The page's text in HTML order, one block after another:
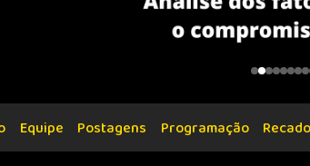
Equipe Postagens Programação